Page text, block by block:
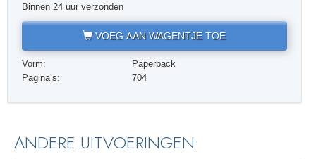
Binnen 24 uur verzonden
VOEG AAN WAGENTJE TOE
Vorm:
Paperback
Pagina’s:
704
ANDERE UITVOERINGEN: